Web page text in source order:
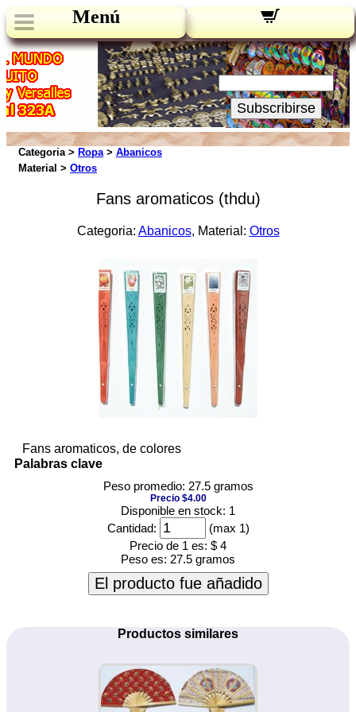
Menú
Novedades:
Su Email:
Subscribirse
Categoria > Ropa> Abanicos
Material > Otros
Fans aromaticos (thdu)
Categoria: Abanicos, Material: Otros
Fans aromaticos, de colores
Palabras clave
Peso promedio: 27.5 gramos
Precio $4.00
Disponible en stock: 1
Cantidad:
(max 1)
Precio de 1 es: $ 4
Peso es: 27.5 gramos
El producto fue añadido
Productos similares